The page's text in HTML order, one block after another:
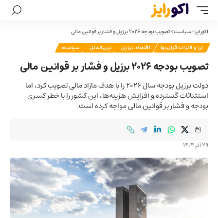
اکورایز>سیاست>تصویب بودجه ۲۰۲۶ برزیل و فشار بر قوانین مالی
ارز و فلزات گران‌بها اقتصاد برزیل بین‌الملل سیاست
تصویب بودجه ۲۰۲۶ برزیل و فشار بر قوانین مالی
دولت برزیل بودجه سال ۲۰۲۶ را با هدف مازاد مالی تصویب کرد، اما
استثنائات گسترده و افزایش هزینه‌ها، این کشور را با خطر کسری
بودجه و فشار بر قوانین مالی مواجه کرده است.
29 آذر 1404